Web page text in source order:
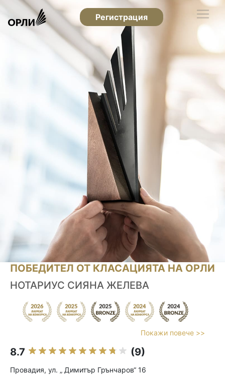
Регистрация
ПОБЕДИТЕЛ ОТ КЛАСАЦИЯТА НА ОРЛИ
НОТАРИУС СИЯНА ЖЕЛЕВА
Покажи повече >>
8.7 (9)
Провадия, ул. „ Димитър Грънчаров“ 16